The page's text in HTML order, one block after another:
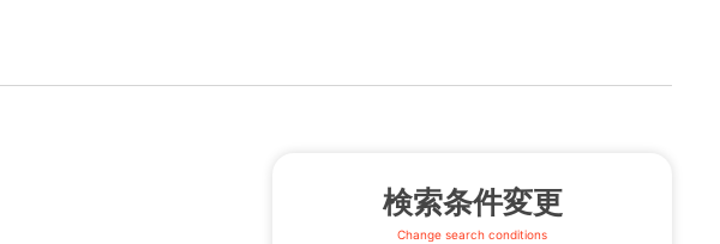
検索条件変更
Change search conditions